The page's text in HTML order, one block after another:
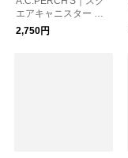
エアキャニスター ア
ールグレイ
2,750円